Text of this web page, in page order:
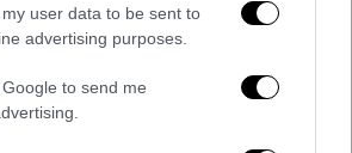
user data to be sent to
advertising purposes.
to send me
05:40
2025: Τμήματα
χαμηλά μόρια εισαγωγής